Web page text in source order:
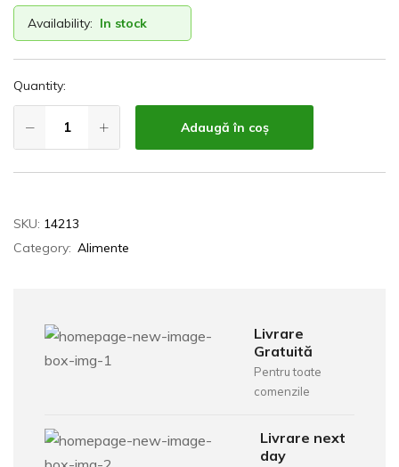
Availability: In stock
Quantity:
Adaugă în coș
SKU: 14213
Category: Alimente
Livrare
Gratuită
Pentru toate
comenzile
Livrare next
day